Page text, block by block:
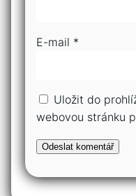
E-mail *
Uložit do
webovou stránku